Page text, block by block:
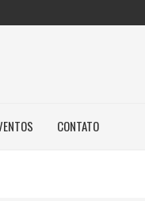
CONTATO